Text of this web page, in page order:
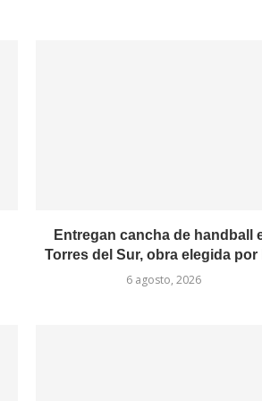
Entregan cancha de handball
Torres del Sur, obra elegida por
6 agosto, 2026